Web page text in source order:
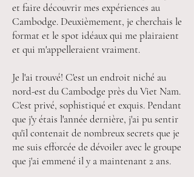
et faire découvrir mes expériences au
Cambodge. Deuxièmement, je cherchais le
format et le spot idéaux qui me plairaient
et qui m'appelleraient vraiment.
Je l'ai trouvé! C'est un endroit niché au
nord-est du Cambodge près du Viet Nam.
C'est privé, sophistiqué et exquis. Pendant
que j'y étais l'année dernière, j'ai pu sentir
qu'il contenait de nombreux secrets que je
me suis efforcée de dévoiler avec le groupe
que j'ai emmené il y a maintenant 2 ans.